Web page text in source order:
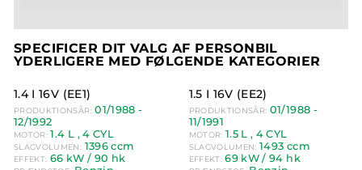
SPECIFICER DIT VALG AF PERSONBIL
YDERLIGERE MED FØLGENDE KATEGORIER
1.4 I 16V (EE1)
PRODUKTIONSÅR:01/1988 -
12/1992
MOTOR:1.4 L , 4 CYL
SLAGVOLUMEN: 1396 ccm
EFFEKT: 66 kW / 90 hk
1.5 I 16V (EE2)
PRODUKTIONSÅR: 01/1988 -
11/1991
MOTOR: 1.5 L , 4 CYL
SLAGVOLUMEN:1493 ccm
EFFEKT:69 kW / 94 hk